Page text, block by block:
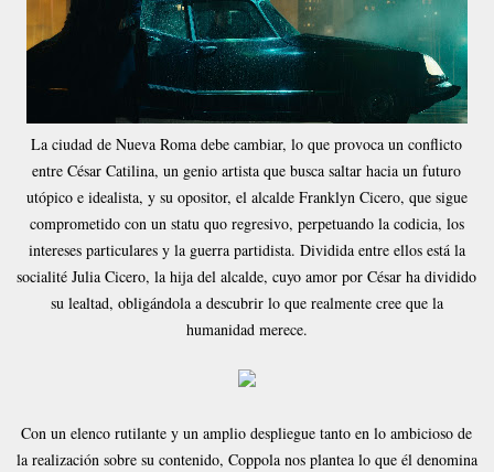
La ciudad de Nueva Roma debe cambiar, lo que provoca un conflicto
entre César Catilina, un genio artista que busca saltar hacia un futuro
utópico e idealista, y su opositor, el alcalde Franklyn Cicero, que sigue
comprometido con un statu quo regresivo, perpetuando la codicia, los
intereses particulares y la guerra partidista. Dividida entre ellos está la
socialité Julia Cicero, la hija del alcalde, cuyo amor por César ha dividido
su lealtad, obligándola a descubrir lo que realmente cree que la
humanidad merece.
Con un elenco rutilante y un amplio despliegue tanto en lo ambicioso de
la realización sobre su contenido, Coppola nos plantea lo que él denomina